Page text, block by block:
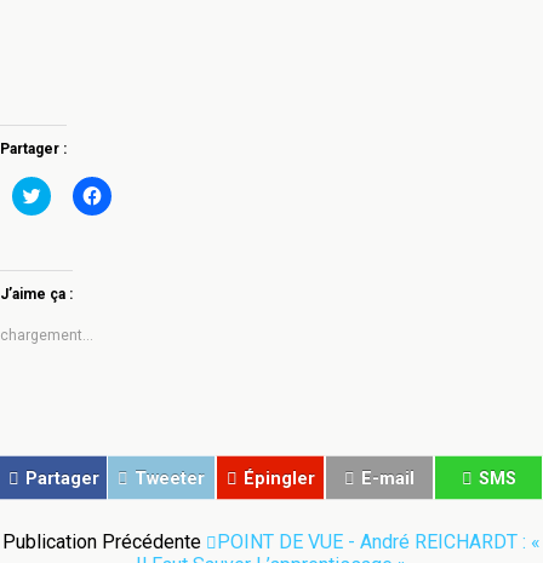
Partager :
Cliquez
pour
dans
une
nouvelle
Cliquez
pour
J’aime ça :
chargement…
Partager Tweeter Épingler E-mail SMS
Publication Précédente
POINT DE VUE - André REICHARDT : «